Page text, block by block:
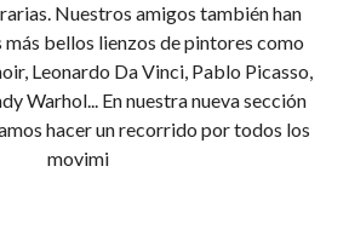
Nuestros amigos también han
bellos lienzos de pintores como
Leonardo Da Vinci, Pablo Picasso,
Warhol... En nuestra nueva sección
hacer un recorrido por todos los
movimi